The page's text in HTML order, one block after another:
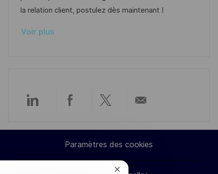
i
n
f
c
e
la relation client, postulez dès maintenant !
Voir plus
Partager
via
LinkedIn
Partager
via
Facebook
Partager
via
twitter
par
e-
Paramètres des cookies